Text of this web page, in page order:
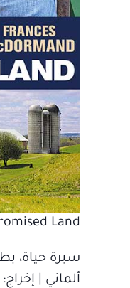
Land
سيرة حياة،
ألماني |